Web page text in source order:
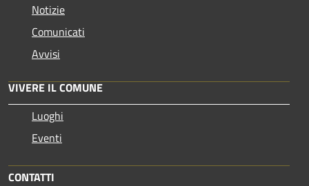
Notizie
Comunicati
Avvisi
VIVERE IL COMUNE
Luoghi
Eventi
CONTATTI